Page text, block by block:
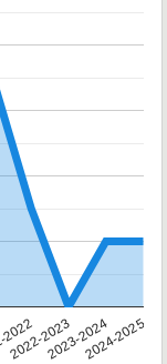
2022-20232023-20242024-2025